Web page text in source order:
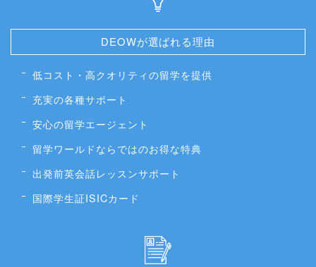
DEOWが選ばれる理由
低コスト・高クオリティの留学を提供
充実の各種サポート
安心の留学エージェント
留学ワールドならではのお得な特典
出発前英会話レッスンサポート
国際学生証ISICカード